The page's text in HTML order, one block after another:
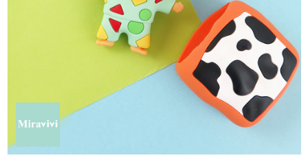
https://netprotections.freshdesk.com/support/home
１．透過由恩沛科技股份有限公司提供之「AFTEE先享後付」服務完成之交
易，需依本服務之必要範圍內提供個人資料，並將交易相關給付款項請求債
２．關於個人資料處理事宜，請瀏覽以下網址：
https://aftee.tw/terms/#terms3
３．未成年的使用者請事先徵得法定代理人或監護人之同意方可使用
「AFTEE先享後付」，若未經同意申辦者引起之損失，本公司不負相關責
任。
時審查核予不同之上限額度；若仍有額度不足之情形，本公司將視審查結果
每筆NT$120，滿NT$499(含以上)免運費
查看運費